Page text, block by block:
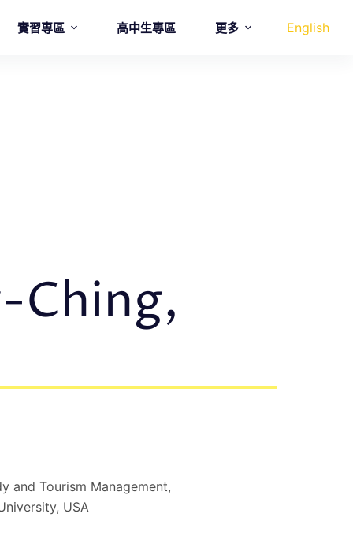
實習専區 高中生專區 更多 English
Ching,
and Tourism Management,
USA